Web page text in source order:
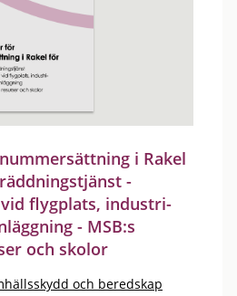
i Rakel
-
flygplats, industri-
- MSB:s
och skolor
och beredskap